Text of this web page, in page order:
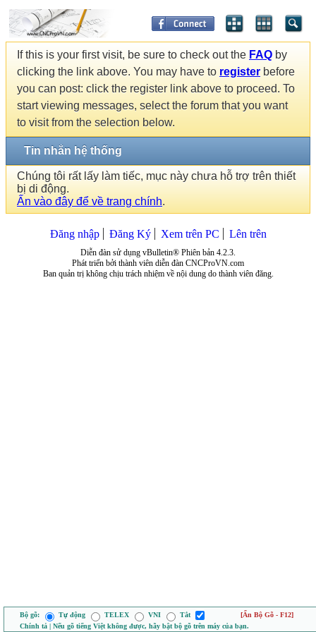
If this is your first visit, be sure to check out the FAQ by
clicking the link above. You may have to register before
you can post: click the register link above to proceed. To
start viewing messages, select the forum that you want
to visit from the selection below.
Tin nhắn hệ thống
Chúng tôi rất lấy làm tiếc, mục này chưa hỗ trợ trên thiết
bị di động.
Ấn vào đây để về trang chính.
Đăng nhập Đăng Ký Xem trên PC Lên trên
Diễn đàn sử dụng vBulletin® Phiên bản 4.2.3.
Phát triển bởi thành viên diễn đàn CNCProVN.com
Ban quản trị không chịu trách nhiệm về nội dung do thành viên đăng.
Bộ gõ: Tự động TELEX VNI Tắt
[Ẩn Bộ Gõ - F12]
Chính tả | Nếu gõ tiếng Việt không được, hãy bật bộ gõ trên máy của bạn.